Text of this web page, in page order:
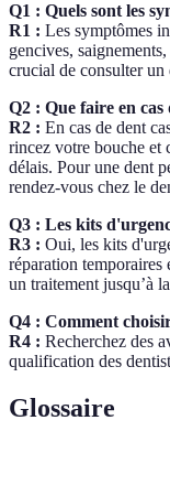
Q1 : Quels sont les
R1 : Les symptômes
gencives,
crucial de consulter un
Q2 : Que faire en cas
R2 : En cas de dent
rincez votre bouche et
délais. Pour une dent
rendez-vous chez le
Q3 : Les kits
R3 : Oui, les kits
réparation temporaires
un traitement jusqu’à
Q4 : Comment
R4 : Recherchez des
qualification des
Glossaire